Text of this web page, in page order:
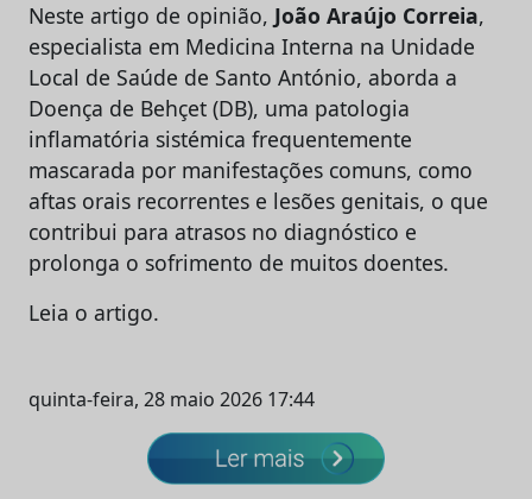
Neste artigo de opinião, João Araújo Correia,
especialista em Medicina Interna na Unidade
Local de Saúde de Santo António, aborda a
Doença de Behçet (DB), uma patologia
inflamatória sistémica frequentemente
mascarada por manifestações comuns, como
aftas orais recorrentes e lesões genitais, o que
contribui para atrasos no diagnóstico e
prolonga o sofrimento de muitos doentes.
Leia o artigo.
quinta-feira, 28 maio 2026 17:44